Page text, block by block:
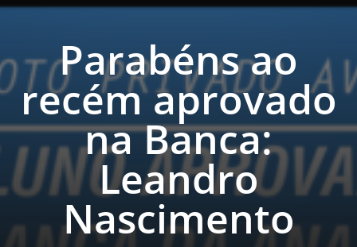
Parabéns ao
recém aprovado
na Banca:
Leandro
Nascimento